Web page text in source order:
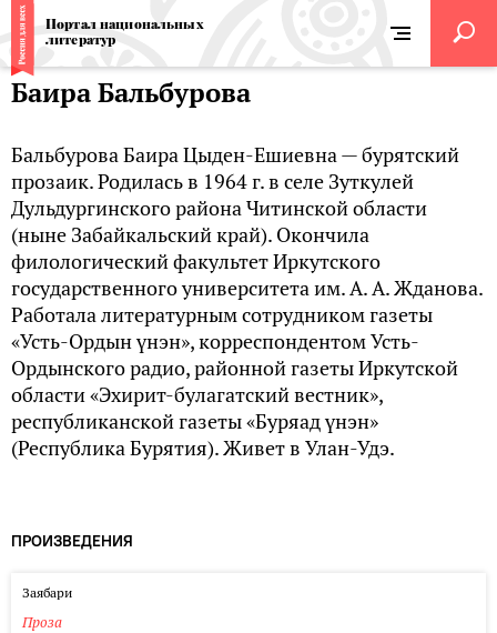
Портал национальных
литератур
Баира Бальбурова
Бальбурова Баира Цыден-Ешиевна — бурятский
прозаик. Родилась в 1964 г. в селе Зуткулей
Дульдургинского района Читинской области
(ныне Забайкальский край). Окончила
филологический факультет Иркутского
государственного университета им. А. А. Жданова.
Работала литературным сотрудником газеты
«Усть-Ордын үнэн», корреспондентом Усть-
Ордынского радио, районной газеты Иркутской
области «Эхирит-булагатский вестник»,
республиканской газеты «Буряад үнэн»
(Республика Бурятия). Живет в Улан-Удэ.
ПРОИЗВЕДЕНИЯ
Заябари
Проза